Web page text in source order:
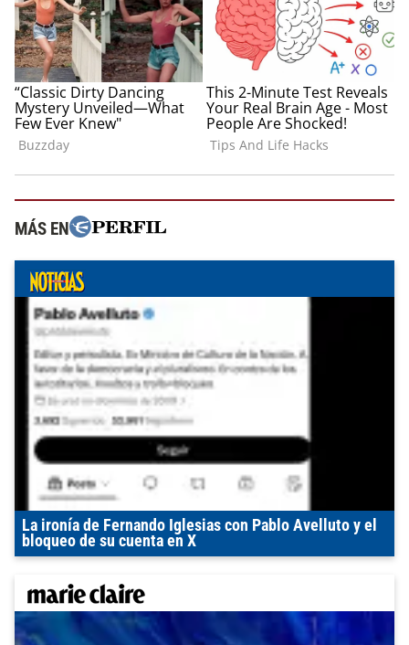
MÁS EN
La ironía de Fernando Iglesias con Pablo Avelluto y el
bloqueo de su cuenta en X